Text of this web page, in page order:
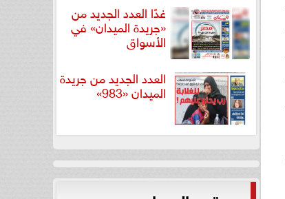
غدًا العدد الجديد من
«جريدة الميدان» في
الأسواق
العدد الجديد من جريدة
الميدان «983»